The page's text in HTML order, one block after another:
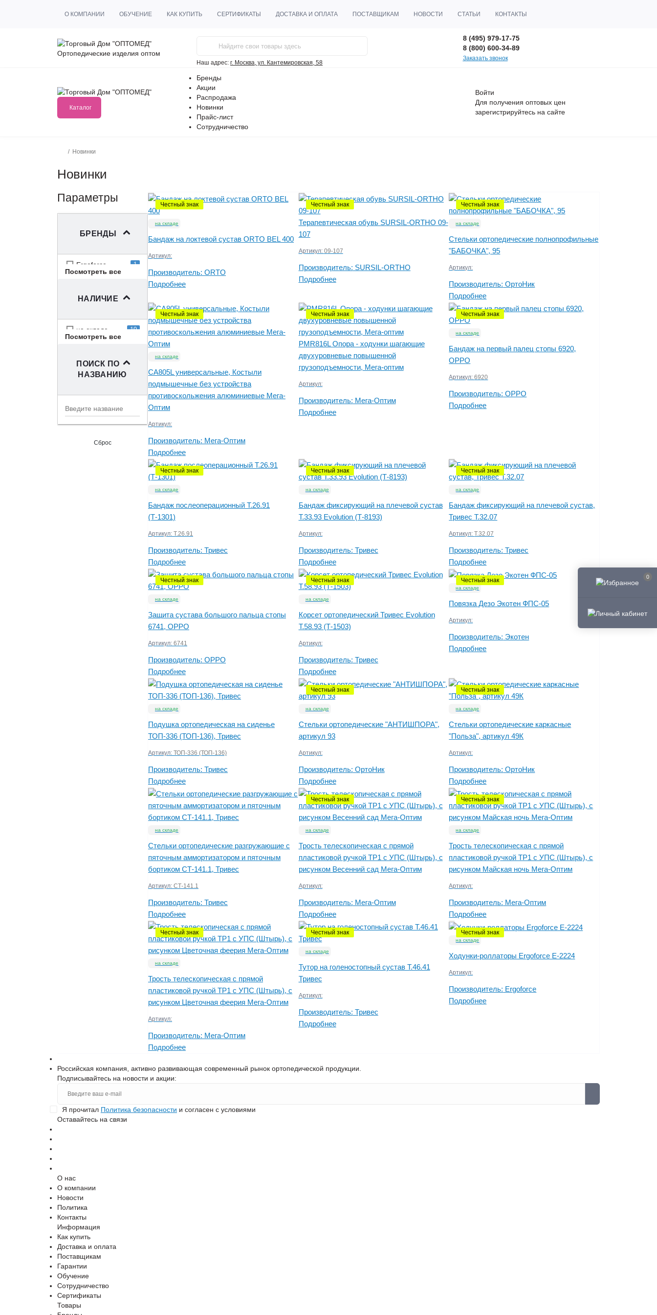
0
О КОМПАНИИ ОБУЧЕНИЕ КАК КУПИТЬ СЕРТИФИКАТЫ ДОСТАВКА И ОПЛАТА ПОСТАВЩИКАМ НОВОСТИ СТАТЬИ КОНТАКТЫ
Ортопедические изделия оптом
Наш адрес: г. Москва, ул. Кантемировская, 58
8 (495) 979-17-75
8 (800) 600-34-89
Заказать звонок
Каталог
Бренды
Акции
Распродажа
Новинки
Прайс-лист
Сотрудничество
Войти
Для получения оптовых цен
зарегистрируйтесь на сайте
Новинки
Новинки
Параметры
БРЕНДЫ
Ergoforce 1
OPPO
SURSIL-ORTHO
ОртоНик 3
Тривес
Посмотреть все
НАЛИЧИЕ
на складе 19
Посмотреть все
ПОИСК ПО
НАЗВАНИЮ
Сброс
Честный знак
на складе
Бандаж на локтевой сустав ORTO BEL 400
Артикул:
Производитель: ORTO
Подробнее
Честный знак
Терапевтическая обувь SURSIL-ORTHO 09-
107
Артикул: 09-107
Производитель: SURSIL-ORTHO
Подробнее
Честный знак
на складе
Стельки ортопедические полнопрофильные
"БАБОЧКА", 95
Артикул:
Производитель: ОртоНик
Подробнее
Честный знак
на складе
CA805L универсальные, Костыли
подмышечные без устройства
противоскольжения алюминиевые Мега-
Оптим
Артикул:
Производитель: Мега-Оптим
Подробнее
Честный знак
PMR816L Опора - ходунки шагающие
двухуровневые повышенной
грузоподъемности, Мега-оптим
Артикул:
Производитель: Мега-Оптим
Подробнее
Честный знак
на складе
Бандаж на первый палец стопы 6920,
OPPO
Артикул:6920
Производитель: OPPO
Подробнее
Честный знак
на складе
Бандаж послеоперационный Т.26.91
(Т-1301)
Артикул: Т.26.91
Производитель: Тривес
Подробнее
Честный знак
на складе
Бандаж фиксирующий на плечевой сустав
Т.33.93 Evolution (Т-8193)
Артикул:
Производитель: Тривес
Подробнее
Честный знак
на складе
Бандаж фиксирующий на плечевой сустав,
Тривес T.32.07
Артикул:Т.32.07
Производитель: Тривес
Подробнее
Честный знак
на складе
Защита сустава большого пальца стопы
6741, OPPO
Артикул: 6741
Производитель: OPPO
Подробнее
Честный знак
на складе
Корсет ортопедический Тривес Evolution
Т.58.93 (Т-1503)
Артикул:
Производитель: Тривес
Подробнее
Честный знак
на складе
Повязка Дезо Экотен ФПС-05
Артикул:
Производитель: Экотен
Подробнее
на складе
Подушка ортопедическая на сиденье
ТОП-336 (ТОП-136), Тривес
Артикул: ТОП-336 (ТОП-136)
Производитель: Тривес
Подробнее
Честный знак
на складе
Стельки ортопедические "АНТИШПОРА",
артикул 93
Артикул:
Производитель: ОртоНик
Подробнее
Честный знак
на складе
Стельки ортопедические каркасные
"Польза", артикул 49К
Артикул:
Производитель: ОртоНик
Подробнее
на складе
Стельки ортопедические разгружающие с
пяточным аммортизатором и пяточным
бортиком СТ-141.1, Тривес
Артикул: СТ-141.1
Производитель: Тривес
Подробнее
Честный знак
на складе
Трость телескопическая с прямой
пластиковой ручкой ТР1 с УПС (Штырь), с
рисунком Весенний сад Мега-Оптим
Артикул:
Производитель: Мега-Оптим
Подробнее
Честный знак
на складе
Трость телескопическая с прямой
пластиковой ручкой ТР1 с УПС (Штырь), с
рисунком Майская ночь Мега-Оптим
Артикул:
Производитель: Мега-Оптим
Подробнее
Честный знак
на складе
Трость телескопическая с прямой
пластиковой ручкой ТР1 с УПС (Штырь), с
рисунком Цветочная феерия Мега-Оптим
Артикул:
Производитель: Мега-Оптим
Подробнее
Честный знак
на складе
Тутор на голеностопный сустав Т.46.41
Тривес
Артикул:
Производитель: Тривес
Подробнее
Честный знак
на складе
Ходунки-роллаторы Ergoforce E-2224
Артикул:
Производитель: Ergoforce
Подробнее
Российская компания, активно развивающая современный рынок ортопедической продукции.
Подписывайтесь на новости и акции:
Я прочитал Политика безопасности и согласен с условиями
Оставайтесь на связи
О нас
О компании
Новости
Политика
Контакты
Информация
Как купить
Доставка и оплата
Поставщикам
Гарантии
Обучение
Сотрудничество
Сертификаты
Товары